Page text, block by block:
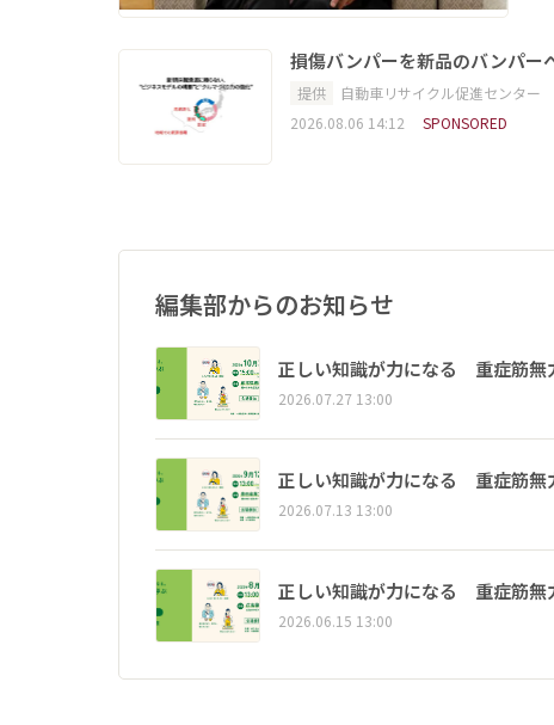
損傷バンパーを新品のバンパー
提供
自動車リサイクル促進センター
2026.08.06 14:12
SPONSORED
編集部からのお知らせ
正しい知識が力になる 重症筋無
2026.07.27 13:00
正しい知識が力になる 重症筋無
2026.07.13 13:00
正しい知識が力になる 重症筋無
2026.06.15 13:00